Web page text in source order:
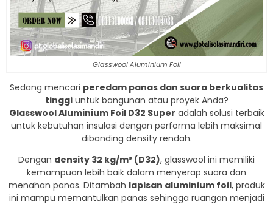
Glasswool Aluminium Foil
Sedang mencari peredam panas dan suara berkualitas
tinggiuntuk bangunan atau proyek Anda?
Glasswool Aluminium Foil D32 Super adalah solusi terbaik
untuk kebutuhan insulasi dengan performa lebih maksimal
dibanding density rendah.
Dengan density 32 kg/m³ (D32), glasswool ini memiliki
kemampuan lebih baik dalam menyerap suara dan
menahan panas. Ditambah lapisan aluminium foil, produk
ini mampu memantulkan panas sehingga ruangan menjadi